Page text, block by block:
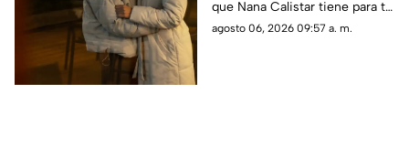
HOY en el horóscopo
que Nana Calistar tiene para tu
horóscopo hoy 6 de agosto de
agosto 06, 2026 09:57 a. m.